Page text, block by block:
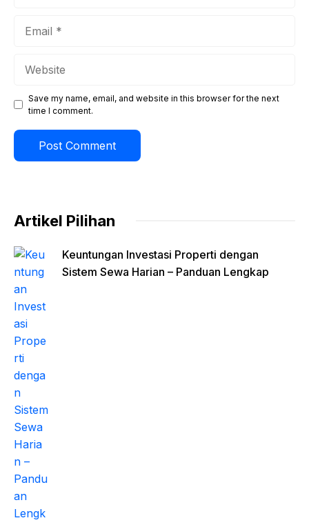
Save my name, email, and website in this browser for the next
time I comment.
Artikel Pilihan
Keuntungan Investasi Properti dengan
Sistem Sewa Harian – Panduan Lengkap